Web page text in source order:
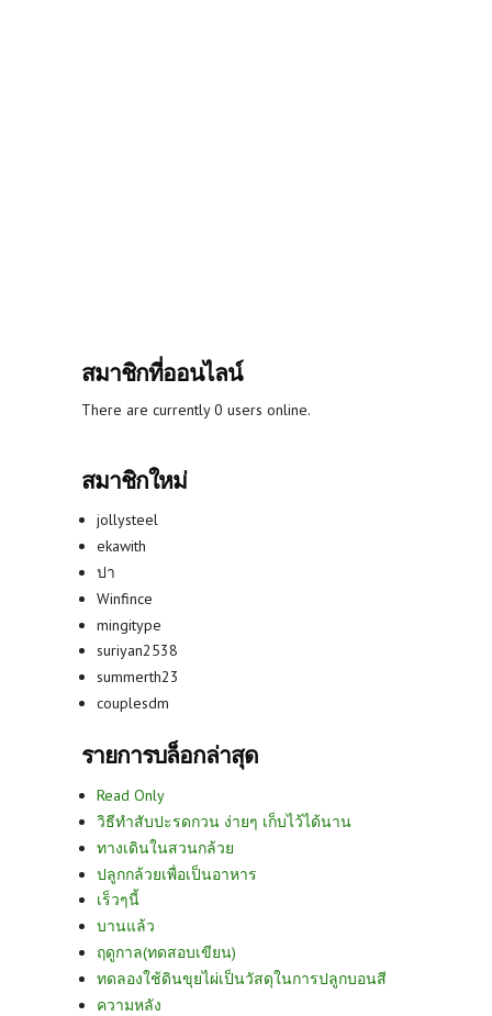
สมาชิกที่ออนไลน์
There are currently 0 users online.
สมาชิกใหม่
jollysteel
ekawith
ปา
Winfince
mingitype
suriyan2538
summerth23
couplesdm
รายการบล็อกล่าสุด
Read Only
วิธีทำสับปะรดกวน ง่ายๆ เก็บไว้ได้นาน
ทางเดินในสวนกล้วย
ปลูกกล้วยเพื่อเป็นอาหาร
เร็วๆนี้
บานแล้ว
ฤดูกาล(ทดสอบเขียน)
ทดลองใช้ดินขุยไผ่เป็นวัสดุในการปลูกบอนสี
ความหลัง